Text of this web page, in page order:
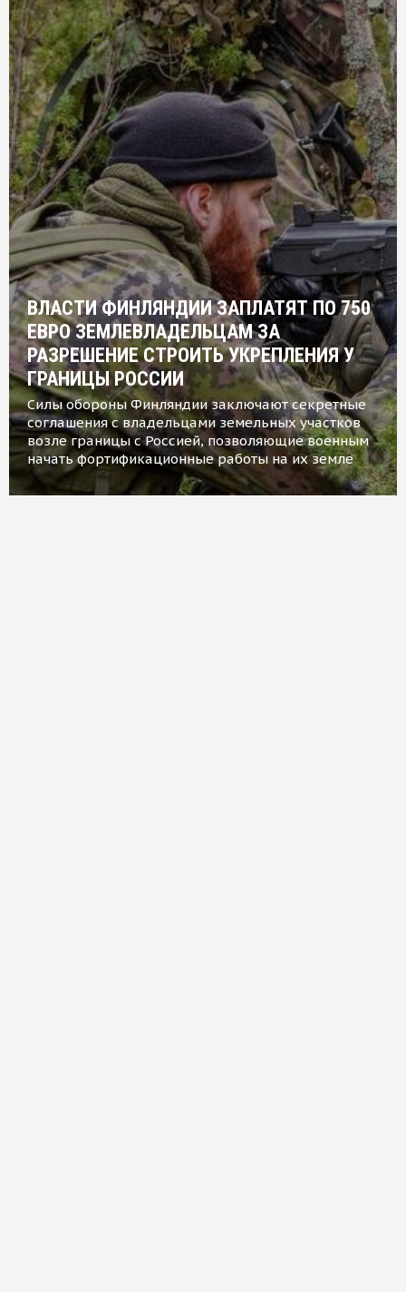
ВЛАСТИ ФИНЛЯНДИИ ЗАПЛАТЯТ ПО 750
ЕВРО ЗЕМЛЕВЛАДЕЛЬЦАМ ЗА
РАЗРЕШЕНИЕ СТРОИТЬ УКРЕПЛЕНИЯ У
ГРАНИЦЫ РОССИИ
Силы обороны Финляндии заключают секретные
соглашения с владельцами земельных участков
возле границы с Россией, позволяющие военным
начать фортификационные работы на их земле